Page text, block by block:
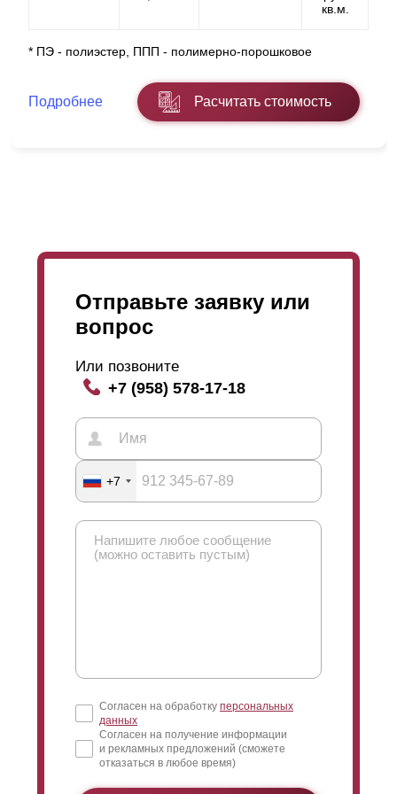
или вопросы, мы всегда будем рады помочь.
кв.м.
* ПЭ - полиэстер, ППП - полимерно-порошковое
Подробнее Расчитать стоимость
Отправьте заявку или
вопрос
Или позвоните
+7 (958) 578-17-18
+7
Согласен на обработку персональных
данных
Согласен на получение информации
и рекламных предложений (сможете
отказаться в любое время)